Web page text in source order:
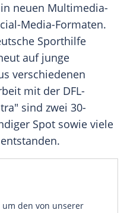
in neuen Multimedia-
Media-Formaten.
Sporthilfe
auf junge
verschiedenen
mit der DFL-
sind zwei 30-
Spot sowie viele
den von unserer